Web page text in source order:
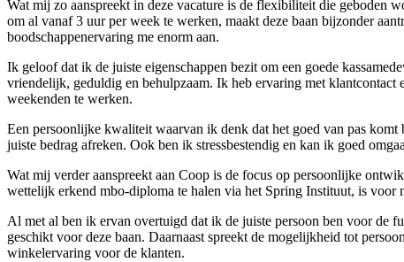
Wat mij zo aanspreekt in deze vacature is de flexibiliteit die geboden
om al vanaf 3 uur per week te werken, maakt deze baan bijzonder
boodschappenervaring me enorm aan.
Ik geloof dat ik de juiste eigenschappen bezit om een goede
vriendelijk, geduldig en behulpzaam. Ik heb ervaring met klantcontact
weekenden te werken.
Een persoonlijke kwaliteit waarvan ik denk dat het goed van pas
juiste bedrag afreken. Ook ben ik stressbestendig en kan ik goed
Wat mij verder aanspreekt aan Coop is de focus op persoonlijke
wettelijk erkend mbo-diploma te halen via het Spring Instituut, is voor
Al met al ben ik ervan overtuigd dat ik de juiste persoon ben voor de
geschikt voor deze baan. Daarnaast spreekt de mogelijkheid tot
winkelervaring voor de klanten.